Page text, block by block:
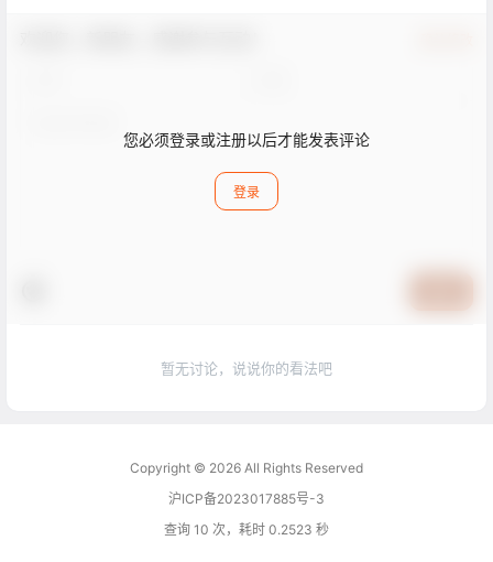
您必须登录或注册以后才能发表评论
登录
暂无讨论，说说你的看法吧
Copyright © 2026 All Rights Reserved
沪ICP备2023017885号-3
查询 10 次，耗时 0.2523 秒